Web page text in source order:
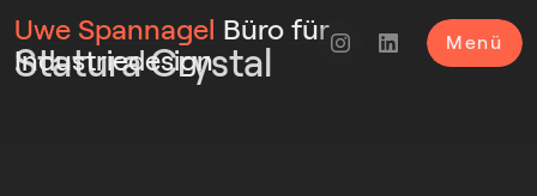
Uwe Spannagel Büro für
Industriedesign
Menü
Statura Crystal